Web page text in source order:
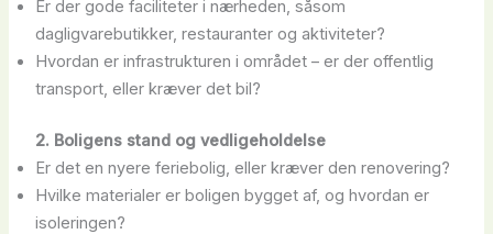
Er der gode faciliteter i nærheden, såsom
dagligvarebutikker, restauranter og aktiviteter?
Hvordan er infrastrukturen i området – er der offentlig
transport, eller kræver det bil?
2. Boligens stand og vedligeholdelse
Er det en nyere feriebolig, eller kræver den renovering?
Hvilke materialer er boligen bygget af, og hvordan er
isoleringen?